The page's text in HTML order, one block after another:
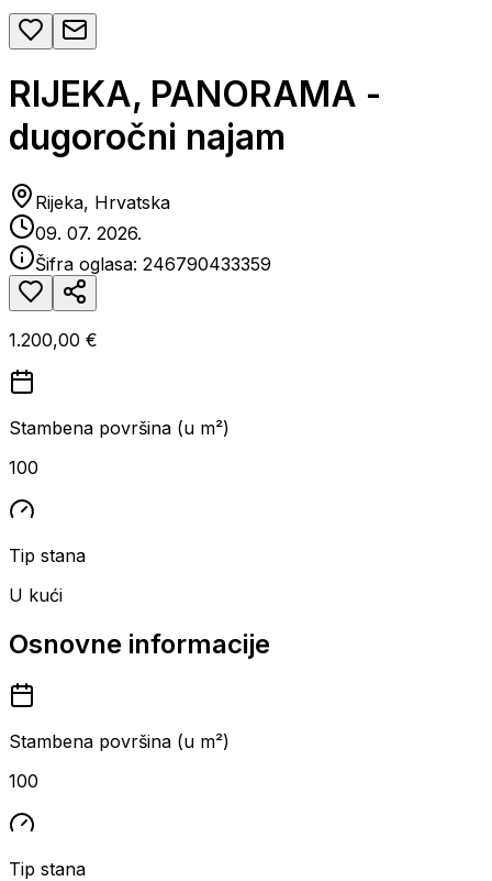
RIJEKA, PANORAMA -
dugoročni najam
Rijeka, Hrvatska
09. 07. 2026.
Šifra oglasa: 246790433359
1.200,00 €
Stambena površina (u m²)
100
Tip stana
U kući
Osnovne informacije
Stambena površina (u m²)
100
Tip stana